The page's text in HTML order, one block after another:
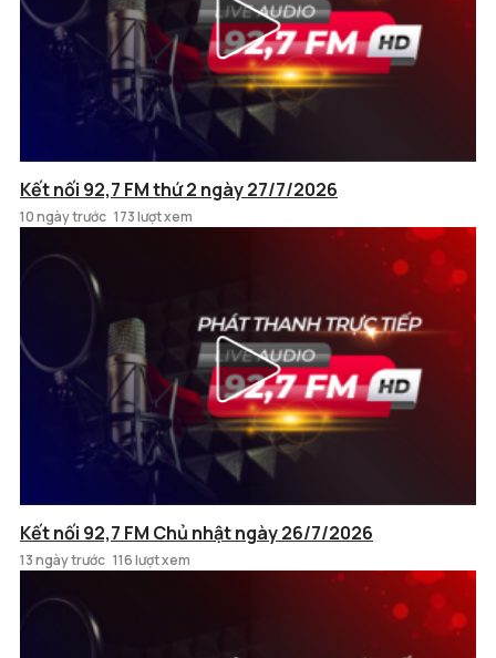
Kết nối 92,7 FM thứ 2 ngày 27/7/2026
10 ngày trước 173 lượt xem
Kết nối 92,7 FM Chủ nhật ngày 26/7/2026
13 ngày trước 116 lượt xem